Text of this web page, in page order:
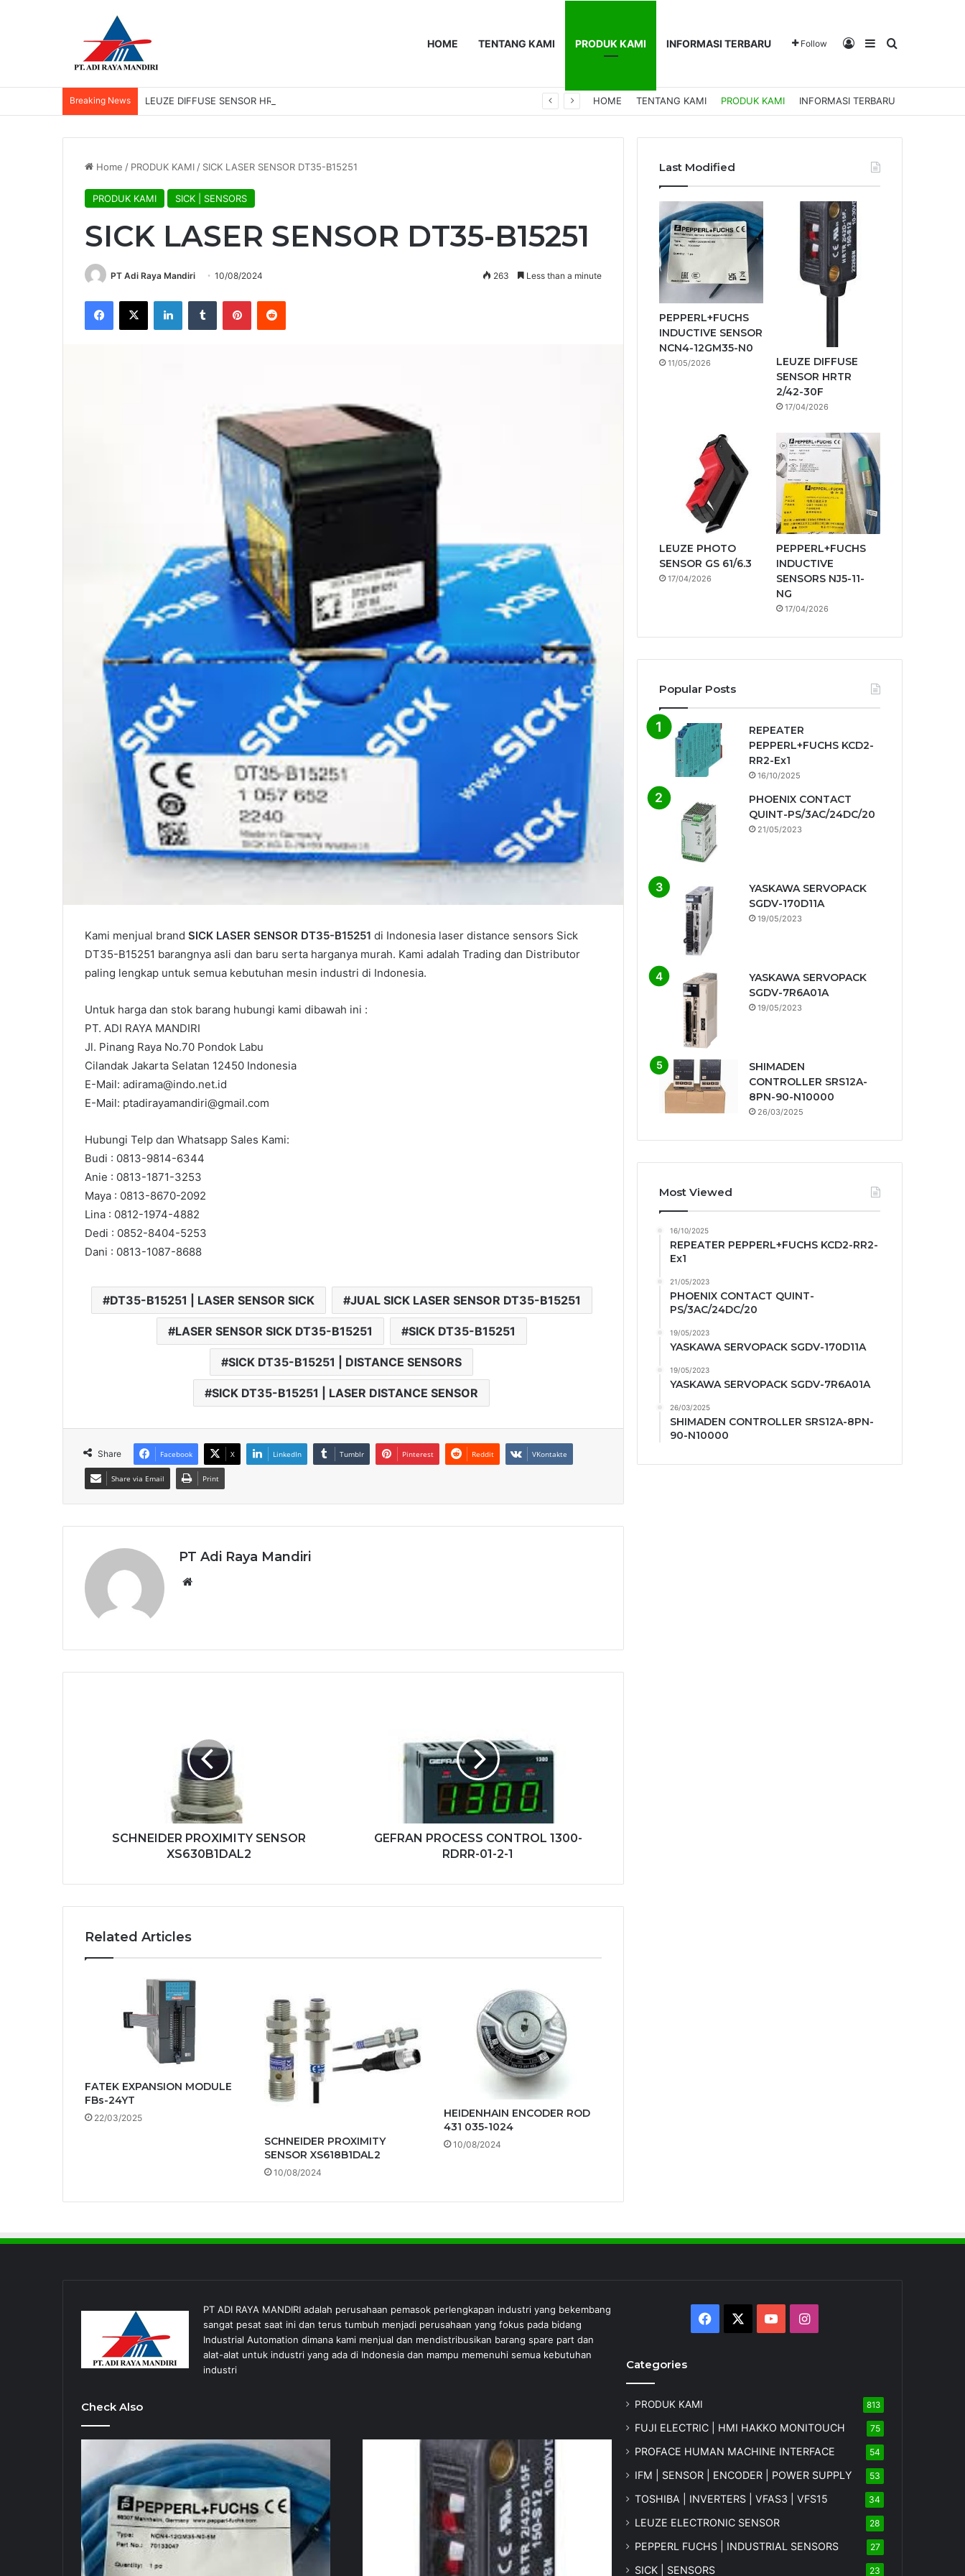
HOME TENTANG KAMI PRODUK KAMI INFORMASI TERBARU Follow Log InSidebarSearch for
Breaking News LEUZE DIFFUSE SENSOR HRTR 2/42-30F HOME TENTANG KAMI PRODUK KAMI INFORMASI TERBARU
Home / PRODUK KAMI / SICK LASER SENSOR DT35-B15251
PRODUK KAMI SICK | SENSORS
SICK LASER SENSOR DT35-B15251
PT Adi Raya Mandiri 10/08/2024 263 Less than a minute
Facebook
X LinkedInTumblr PinterestReddit
Kami menjual brand SICK LASER SENSOR DT35-B15251 di Indonesia laser distance sensors Sick
DT35-B15251 barangnya asli dan baru serta harganya murah. Kami adalah Trading dan Distributor
paling lengkap untuk semua kebutuhan mesin industri di Indonesia.
Untuk harga dan stok barang hubungi kami dibawah ini :
PT. ADI RAYA MANDIRI
Jl. Pinang Raya No.70 Pondok Labu
Cilandak Jakarta Selatan 12450 Indonesia
E-Mail: adirama@indo.net.id
E-Mail: ptadirayamandiri@gmail.com
Hubungi Telp dan Whatsapp Sales Kami:
Budi : 0813-9814-6344
Anie : 0813-1871-3253
Maya : 0813-8670-2092
Lina : 0812-1974-4882
Dedi : 0852-8404-5253
Dani : 0813-1087-8688
DT35-B15251 | LASER SENSOR SICK JUAL SICK LASER SENSOR DT35-B15251
LASER SENSOR SICK DT35-B15251 SICK DT35-B15251
SICK DT35-B15251 | DISTANCE SENSORS
SICK DT35-B15251 | LASER DISTANCE SENSOR
Share Facebook X LinkedIn Tumblr Pinterest Reddit VKontakte
Share via Email Print
PT Adi Raya Mandiri
SCHNEIDER PROXIMITY SENSOR
XS630B1DAL2
GEFRAN PROCESS CONTROL 1300-
RDRR-01-2-1
Related Articles
FATEK EXPANSION MODULE
FBs-24YT
22/03/2025
SCHNEIDER PROXIMITY
SENSOR XS618B1DAL2
10/08/2024
HEIDENHAIN ENCODER ROD
431 035-1024
10/08/2024
Last Modified
PEPPERL+FUCHS
INDUCTIVE SENSOR
NCN4-12GM35-N0
11/05/2026
LEUZE DIFFUSE
SENSOR HRTR
2/42-30F
17/04/2026
LEUZE PHOTO
SENSOR GS 61/6.3
17/04/2026
PEPPERL+FUCHS
INDUCTIVE
SENSORS NJ5-11-
NG
17/04/2026
Popular Posts
REPEATER
PEPPERL+FUCHS KCD2-
RR2-Ex1
16/10/2025
PHOENIX CONTACT
QUINT-PS/3AC/24DC/20
21/05/2023
YASKAWA SERVOPACK
SGDV-170D11A
19/05/2023
YASKAWA SERVOPACK
SGDV-7R6A01A
19/05/2023
SHIMADEN
CONTROLLER SRS12A-
8PN-90-N10000
26/03/2025
Most Viewed
16/10/2025
REPEATER PEPPERL+FUCHS KCD2-RR2-
Ex1
21/05/2023
PHOENIX CONTACT QUINT-
PS/3AC/24DC/20
19/05/2023
YASKAWA SERVOPACK SGDV-170D11A
19/05/2023
YASKAWA SERVOPACK SGDV-7R6A01A
26/03/2025
SHIMADEN CONTROLLER SRS12A-8PN-
90-N10000
PT ADI RAYA MANDIRI adalah perusahaan pemasok perlengkapan industri yang bekembang
sangat pesat saat ini dan terus tumbuh menjadi perusahaan yang fokus pada bidang
Industrial Automation dimana kami menjual dan mendistribusikan barang spare part dan
alat-alat untuk industri yang ada di Indonesia dan mampu memenuhi semua kebutuhan
industri
Check Also
Facebook YouTubeInstagram
Categories
PRODUK KAMI 813
FUJI ELECTRIC | HMI HAKKO MONITOUCH 75
PROFACE HUMAN MACHINE INTERFACE 54
IFM | SENSOR | ENCODER | POWER SUPPLY 53
TOSHIBA | INVERTERS | VFAS3 | VFS15 34
LEUZE ELECTRONIC SENSOR 28
PEPPERL FUCHS | INDUSTRIAL SENSORS 27
SICK | SENSORS 23